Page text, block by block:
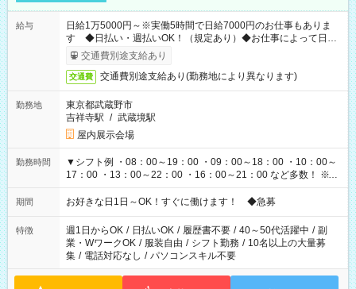
給与
日給1万5000円～※実働5時間で日給7000円のお仕事もありま
す ◆日払い・週払いOK！（規定あり）◆お仕事によって日給
も異なります
交通費別途支給あり
交通費 交通費別途支給あり(勤務地により異なります)
勤務地
東京都武蔵野市
吉祥寺駅 / 武蔵境駅
屋内展示会場
勤務時間
▼シフト例 ・08：00～19：00 ・09：00～18：00 ・10：00～
17：00 ・13：00～22：00 ・16：00～21：00 など多数！ ※お
仕事により勤務時間が異なります
期間 お好きな日1日～OK！すぐに働けます！ ◆急募
特徴 週1日からOK / 日払いOK / 履歴書不要 / 40～50代活躍中 / 副
業・WワークOK / 服装自由 / シフト勤務 / 10名以上の大量募
集 / 電話対応なし / パソコンスキル不要